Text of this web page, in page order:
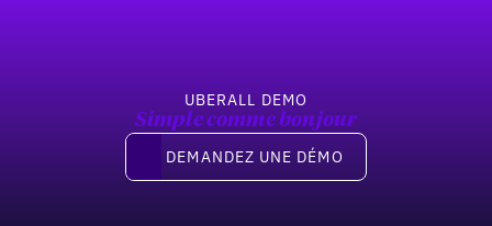
UBERALL DEMO
Simple comme bonjour
Demandez une démo
DEMANDEZ UNE DÉMO